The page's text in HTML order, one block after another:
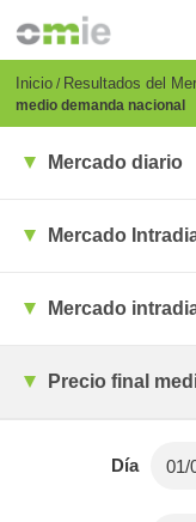
principal
Breadcrumb
Inicio Resultados del
medio demanda nacional
Mercado diario
Mercado
Mercado
Precio final
Día